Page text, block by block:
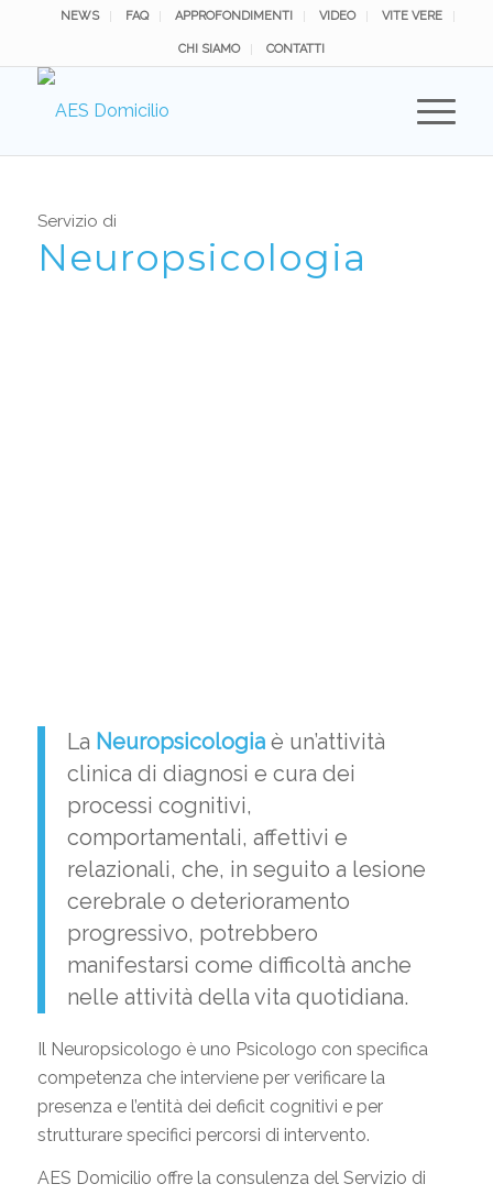
NEWS FAQ APPROFONDIMENTI VIDEO VITE VERE
CHI SIAMO CONTATTI
Servizio di
Neuropsicologia
La Neuropsicologia è un’attività
clinica di diagnosi e cura dei
processi cognitivi,
comportamentali, affettivi e
relazionali, che, in seguito a lesione
cerebrale o deterioramento
progressivo, potrebbero
manifestarsi come difficoltà anche
nelle attività della vita quotidiana.
Il Neuropsicologo è uno Psicologo con specifica
competenza che interviene per verificare la
presenza e l’entità dei deficit cognitivi e per
strutturare specifici percorsi di intervento.
AES Domicilio offre la consulenza del Servizio di